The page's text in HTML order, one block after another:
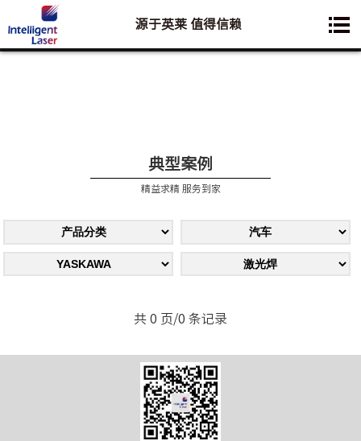
您想要了解的业务是:
源于英莱 值得信赖
典型案例
精益求精 服务到家
共 0 页/0 条记录